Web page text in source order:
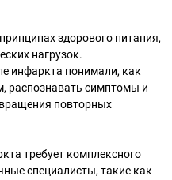
здорового питания,
нагрузок.
инфаркта понимали, как
распознавать симптомы и
повторных
требует комплексного
специалисты, такие как